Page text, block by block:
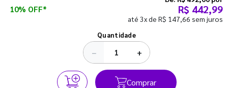
10% OFF* R$ 442,99
até 3x de R$ 147,66 sem juros
Quantidade
− +
Comprar